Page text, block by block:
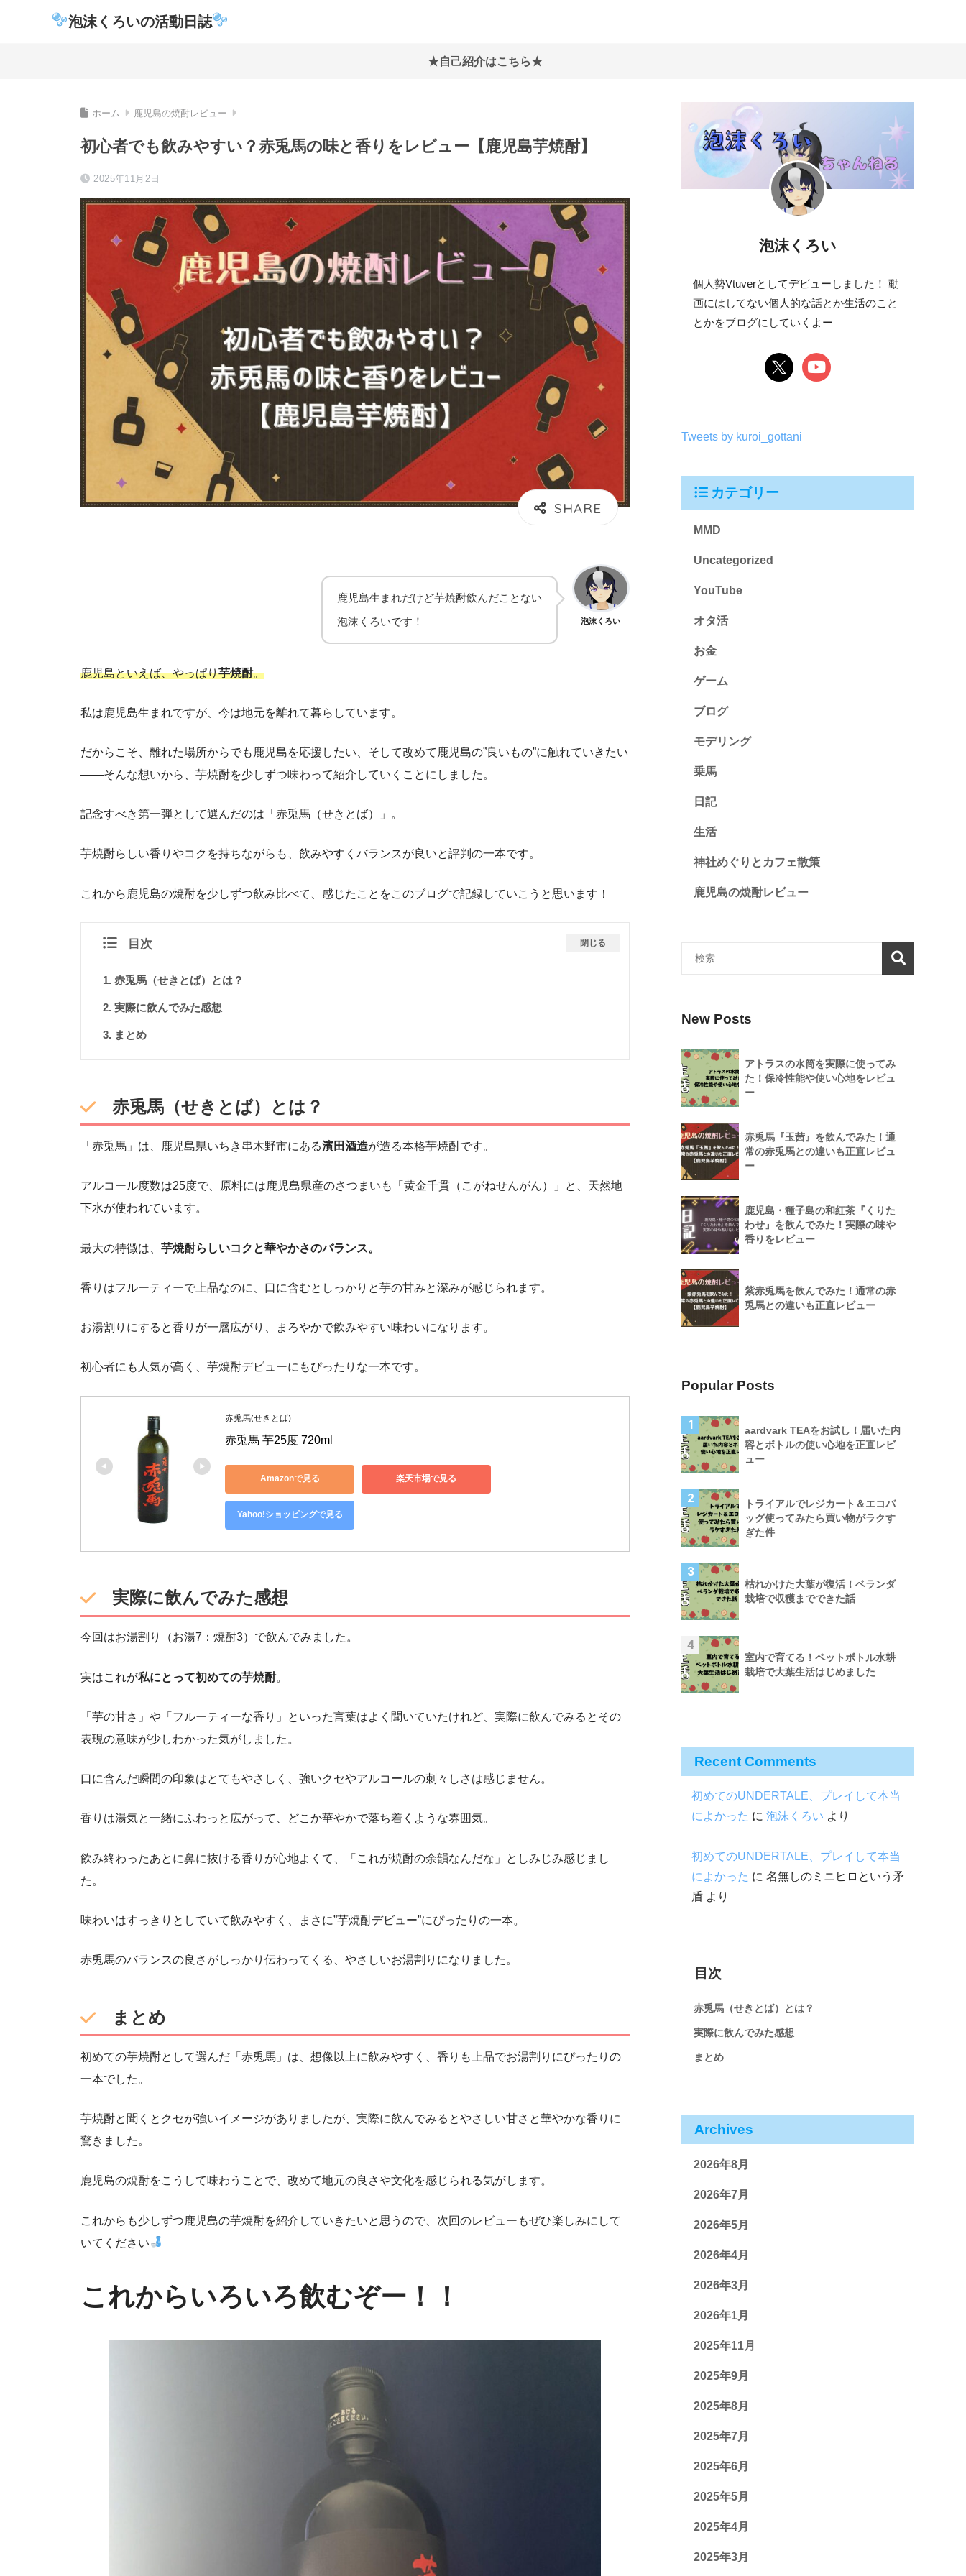
泡沫くろいの活動日誌
★自己紹介はこちら★
ホーム 鹿児島の焼酎レビュー
初心者でも飲みやすい？赤兎馬の味と香りをレビュー【鹿児島芋焼酎】
2025年11月2日
泡沫くろい
鹿児島生まれだけど芋焼酎飲んだことない
泡沫くろいです！
鹿児島といえば、やっぱり芋焼酎。
私は鹿児島生まれですが、今は地元を離れて暮らしています。
だからこそ、離れた場所からでも鹿児島を応援したい、そして改めて鹿児島の”良いもの”に触れていきたい
——そんな想いから、芋焼酎を少しずつ味わって紹介していくことにしました。
記念すべき第一弾として選んだのは「赤兎馬（せきとば）」。
芋焼酎らしい香りやコクを持ちながらも、飲みやすくバランスが良いと評判の一本です。
これから鹿児島の焼酎を少しずつ飲み比べて、感じたことをこのブログで記録していこうと思います！
目次 閉じる
赤兎馬（せきとば）とは？
実際に飲んでみた感想
まとめ
赤兎馬（せきとば）とは？
「赤兎馬」は、鹿児島県いちき串木野市にある濱田酒造が造る本格芋焼酎です。
アルコール度数は25度で、原料には鹿児島県産のさつまいも「黄金千貫（こがねせんがん）」と、天然地
下水が使われています。
最大の特徴は、 芋焼酎らしいコクと華やかさのバランス。
香りはフルーティーで上品なのに、口に含むとしっかりと芋の甘みと深みが感じられます。
お湯割りにすると香りが一層広がり、まろやかで飲みやすい味わいになります。
初心者にも人気が高く、芋焼酎デビューにもぴったりな一本です。
赤兎馬(せきとば)
赤兎馬 芋25度 720ml
Amazonで見る 楽天市場で見る
Yahoo!ショッピングで見る
実際に飲んでみた感想
今回はお湯割り（お湯7：焼酎3）で飲んでみました。
実はこれが私にとって初めての芋焼酎。
「芋の甘さ」や「フルーティーな香り」といった言葉はよく聞いていたけれど、実際に飲んでみるとその
表現の意味が少しわかった気がしました。
口に含んだ瞬間の印象はとてもやさしく、強いクセやアルコールの刺々しさは感じません。
香りは湯気と一緒にふわっと広がって、どこか華やかで落ち着くような雰囲気。
飲み終わったあとに鼻に抜ける香りが心地よくて、「これが焼酎の余韻なんだな」としみじみ感じまし
た。
味わいはすっきりとしていて飲みやすく、まさに”芋焼酎デビュー”にぴったりの一本。
赤兎馬のバランスの良さがしっかり伝わってくる、やさしいお湯割りになりました。
まとめ
初めての芋焼酎として選んだ「赤兎馬」は、想像以上に飲みやすく、香りも上品でお湯割りにぴったりの
一本でした。
芋焼酎と聞くとクセが強いイメージがありましたが、実際に飲んでみるとやさしい甘さと華やかな香りに
驚きました。
鹿児島の焼酎をこうして味わうことで、改めて地元の良さや文化を感じられる気がします。
これからも少しずつ鹿児島の芋焼酎を紹介していきたいと思うので、次回のレビューもぜひ楽しみにして
いてください
これからいろいろ飲むぞー！！
泡沫くろい
個人勢Vtuverとしてデビューしました！ 動
画にはしてない個人的な話とか生活のこと
とかをブログにしていくよー
Tweets by kuroi_gottani
カテゴリー
MMD
Uncategorized
YouTube
オタ活
お金
ゲーム
ブログ
モデリング
乗馬
日記
生活
神社めぐりとカフェ散策
鹿児島の焼酎レビュー
New Posts
アトラスの水筒を実際に使ってみ
た！保冷性能や使い心地をレビュ
ー
赤兎馬『玉茜』を飲んでみた！通
常の赤兎馬との違いも正直レビュ
ー
鹿児島・種子島の和紅茶『くりた
わせ』を飲んでみた！実際の味や
香りをレビュー
紫赤兎馬を飲んでみた！通常の赤
兎馬との違いも正直レビュー
Popular Posts
1
aardvark TEAをお試し！届いた内
容とボトルの使い心地を正直レビ
ュー
2
トライアルでレジカート＆エコバ
ッグ使ってみたら買い物がラクす
ぎた件
3
枯れかけた大葉が復活！ベランダ
栽培で収穫までできた話
4
室内で育てる！ペットボトル水耕
栽培で大葉生活はじめました
Recent Comments
初めてのUNDERTALE、プレイして本当
によかった に 泡沫くろい より
初めてのUNDERTALE、プレイして本当
によかった に 名無しのミニヒロという矛
盾 より
目次
赤兎馬（せきとば）とは？
実際に飲んでみた感想
まとめ
Archives
2026年8月
2026年7月
2026年5月
2026年4月
2026年3月
2026年1月
2025年11月
2025年9月
2025年8月
2025年7月
2025年6月
2025年5月
2025年4月
2025年3月